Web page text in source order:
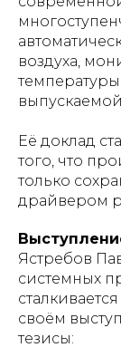
воздуха,
Её доклад
того, что
только
драйвером
Ястребов
системных
своём
тезисы: